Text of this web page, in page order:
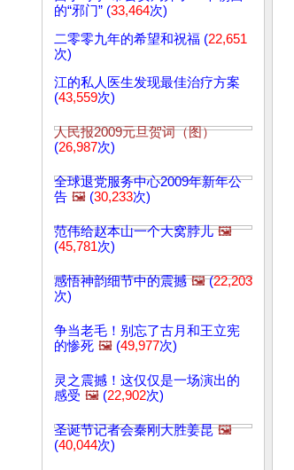
的“邪门” (33,464次)
二零零九年的希望和祝福 (22,651
次)
江的私人医生发现最佳治疗方案
(43,559次)
人民报2009元旦贺词（图）
(26,987次)
全球退党服务中心2009年新年公
告 🖼️ (30,233次)
范伟给赵本山一个大窝脖儿 🖼️
(45,781次)
感悟神韵细节中的震撼 🖼️(22,203
次)
争当老毛！别忘了古月和王立宪
的惨死 🖼️ (49,977次)
灵之震撼！这仅仅是一场演出的
感受 🖼️ (22,902次)
圣诞节记者会秦刚大胜姜昆 🖼️
(40,044次)